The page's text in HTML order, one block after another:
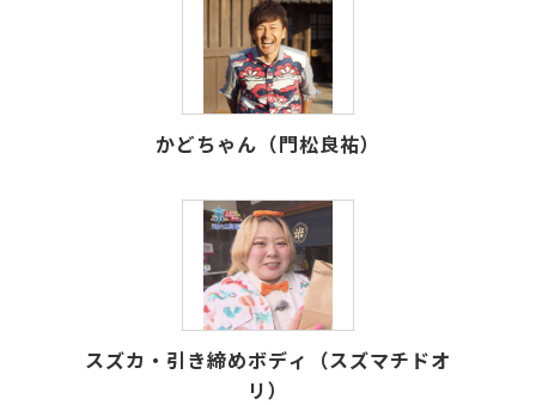
かどちゃん（門松良祐）
スズカ・引き締めボディ（スズマチドオ
リ）